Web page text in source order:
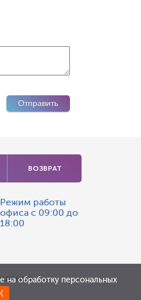
ВОЗВРАТ
Режим работы
офиса с 09:00 до
18:00
на обработку персональных